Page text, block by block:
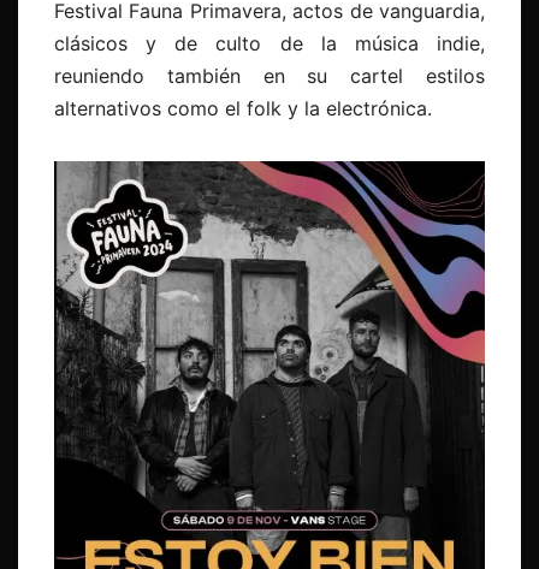
Festival Fauna Primavera, actos de vanguardia,
clásicos y de culto de la música indie,
reuniendo también en su cartel estilos
alternativos como el folk y la electrónica.